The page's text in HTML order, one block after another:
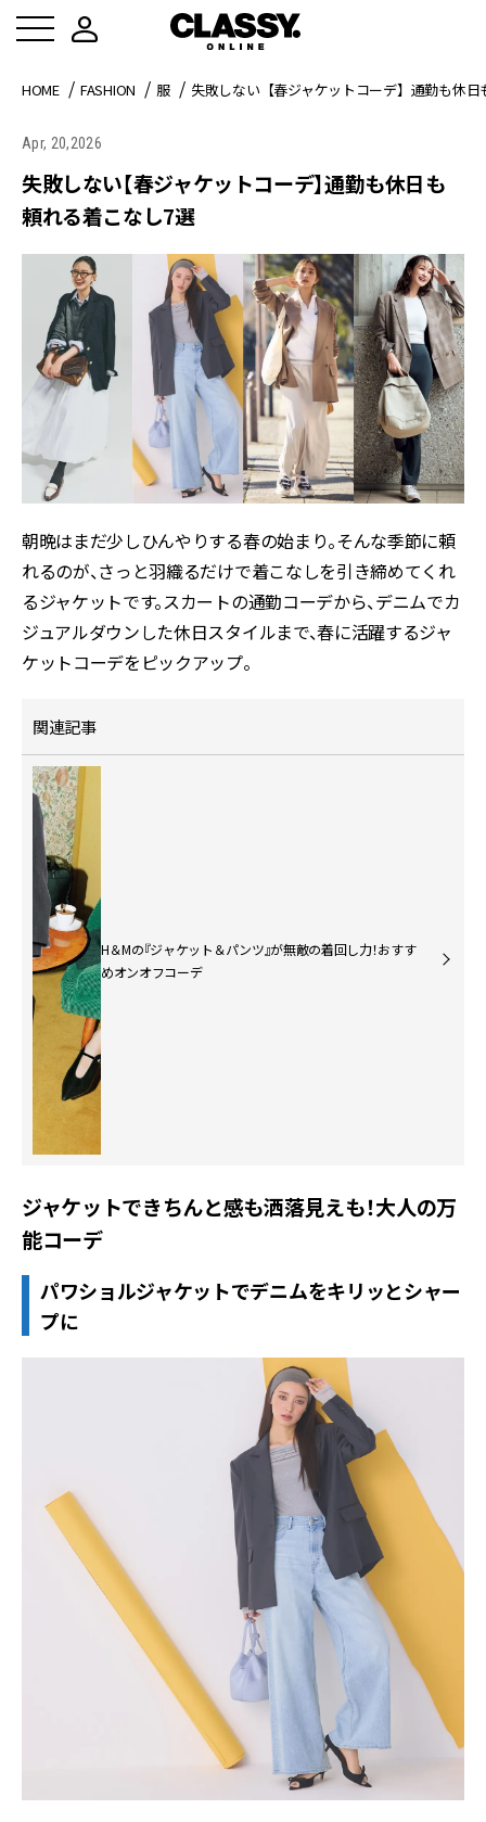
HOME FASHION 服 失敗しない【春ジャケットコーデ】通勤も休
Apr, 20,2026
失敗しない【春ジャケットコーデ】通勤も休日も
頼れる着こなし7選
朝晩はまだ少しひんやりする春の始まり。そんな季節に頼
れるのが、さっと羽織るだけで着こなしを引き締めてくれ
るジャケットです。スカートの通勤コーデから、デニムでカ
ジュアルダウンした休日スタイルまで、春に活躍するジャ
ケットコーデをピックアップ。
関連記事
H＆Mの『ジャケット＆パンツ』が無敵の着回し力！おすす
めオンオフコーデ
ジャケットできちんと感も洒落見えも！大人の万
能コーデ
パワショルジャケットでデニムをキリッとシャー
プに